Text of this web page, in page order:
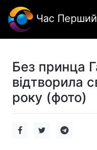
Час Перший
Без принца
відтворила
року (фото)